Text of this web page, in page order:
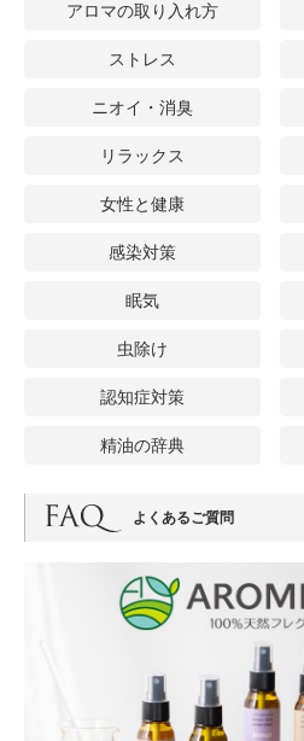
アロマの取り入れ方
ストレス
ニオイ・消臭
リラックス
女性と健康
感染対策
眠気
虫除け
認知症対策
精油の辞典
よくあるご質問